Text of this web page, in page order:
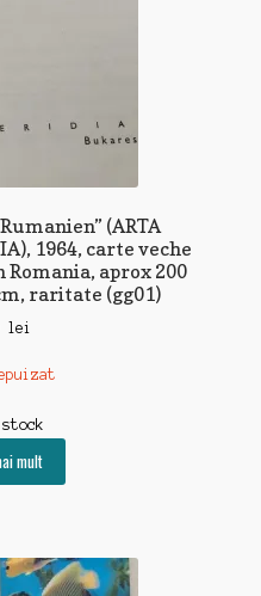
(ARTA
1964, carte veche
aprox 200
raritate (gg01)
lei
mult